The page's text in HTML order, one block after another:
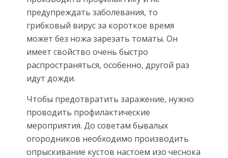
предупреждать заболевания, то
грибковый вирус за короткое время
может без ножа зарезать томаты. Он
имеет свойство очень быстро
распространяться, особенно, другой раз
идут дожди.
Чтобы предотвратить заражение, нужно
проводить профилактические
мероприятия. До советам бывалых
огородников необходимо производить
опрыскивание кустов настоем изо чеснока